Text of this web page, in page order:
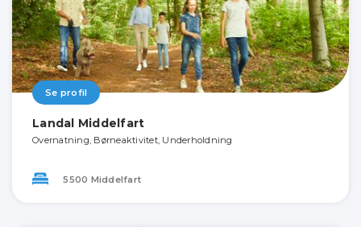
Se profil
Landal Middelfart
Overnatning, Børneaktivitet, Underholdning
5500 Middelfart